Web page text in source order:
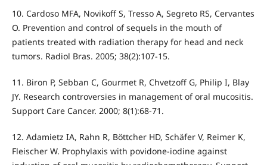
10. Cardoso MFA, Novikoff S, Tresso A, Segreto RS, Cervantes
O. Prevention and control of sequels in the mouth of
patients treated with radiation therapy for head and neck
tumors. Radiol Bras. 2005; 38(2):107-15.
11. Biron P, Sebban C, Gourmet R, Chvetzoff G, Philip I, Blay
JY. Research controversies in management of oral mucositis.
Support Care Cancer. 2000; 8(1):68-71.
12. Adamietz IA, Rahn R, Böttcher HD, Schäfer V, Reimer K,
Fleischer W. Prophylaxis with povidone-iodine against